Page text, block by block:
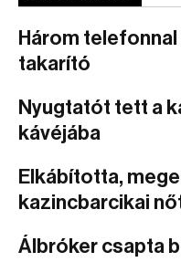
Három
takarító
Nyugtatót tett a
kávéjába
Elkábította,
kazincbarcikai
Álbróker csapta